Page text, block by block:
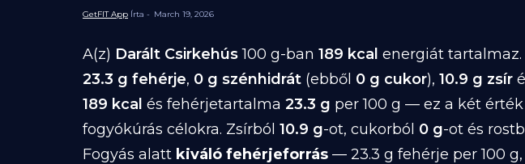
GetFIT App Írta - March 19, 2026
A(z) Darált Csirkehús100 g-ban 189 kcal energiát tartalmaz.
23.3 g fehérje, 0 g szénhidrát (ebből 0 g cukor), 10.9 g zsír
189 kcal és fehérjetartalma 23.3 g per 100 g — ez a két
fogyókúrás célokra. Zsírból 10.9 g-ot, cukorból 0 g-ot és
Fogyás alatt kiváló fehérjeforrás — 23.3 g fehérje per 100